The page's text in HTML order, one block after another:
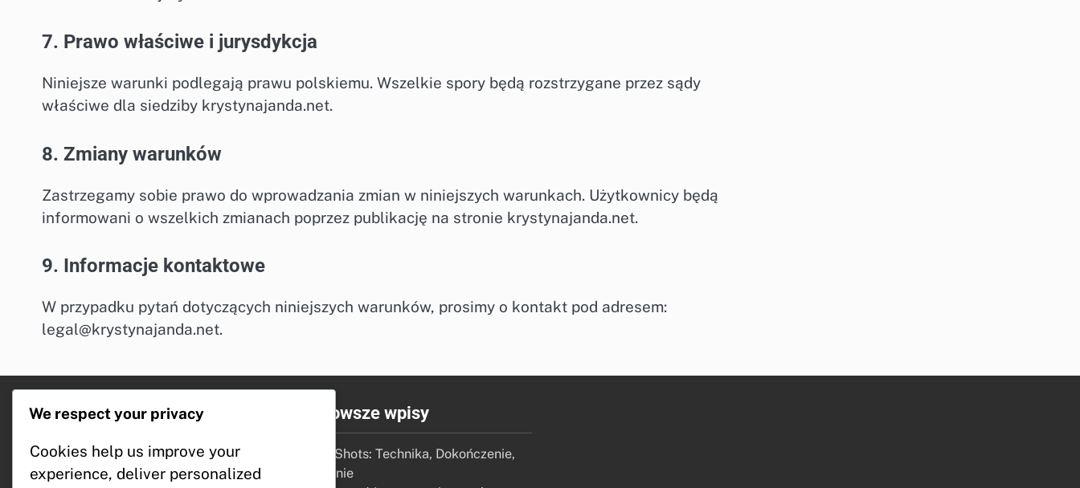
7. Prawo właściwe i jurysdykcja
Niniejsze warunki podlegają prawu polskiemu. Wszelkie spory będą rozstrzygane przez sądy
właściwe dla siedziby krystynajanda.net.
8. Zmiany warunków
Zastrzegamy sobie prawo do wprowadzania zmian w niniejszych warunkach. Użytkownicy będą
informowani o wszelkich zmianach poprzez publikację na stronie krystynajanda.net.
9. Informacje kontaktowe
W przypadku pytań dotyczących niniejszych warunków, prosimy o kontakt pod adresem:
legal@krystynajanda.net.
Informacje prawne
Polityka prywatności
O nas
Najnowsze wpisy
Power Shots: Technika, Dokończenie,
Uderzenie
We respect your privacy
Cookies help us improve your
experience, deliver personalized